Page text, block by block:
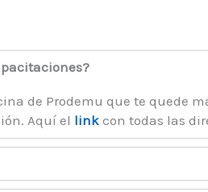
de Prodemu que te quede
Aquí el link con todas las